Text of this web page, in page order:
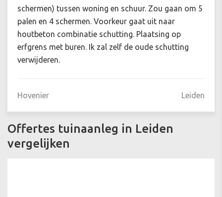
schermen) tussen woning en schuur. Zou gaan om 5
palen en 4 schermen. Voorkeur gaat uit naar
houtbeton combinatie schutting. Plaatsing op
erfgrens met buren. Ik zal zelf de oude schutting
verwijderen.
Hovenier Leiden
Offertes tuinaanleg in Leiden
vergelijken